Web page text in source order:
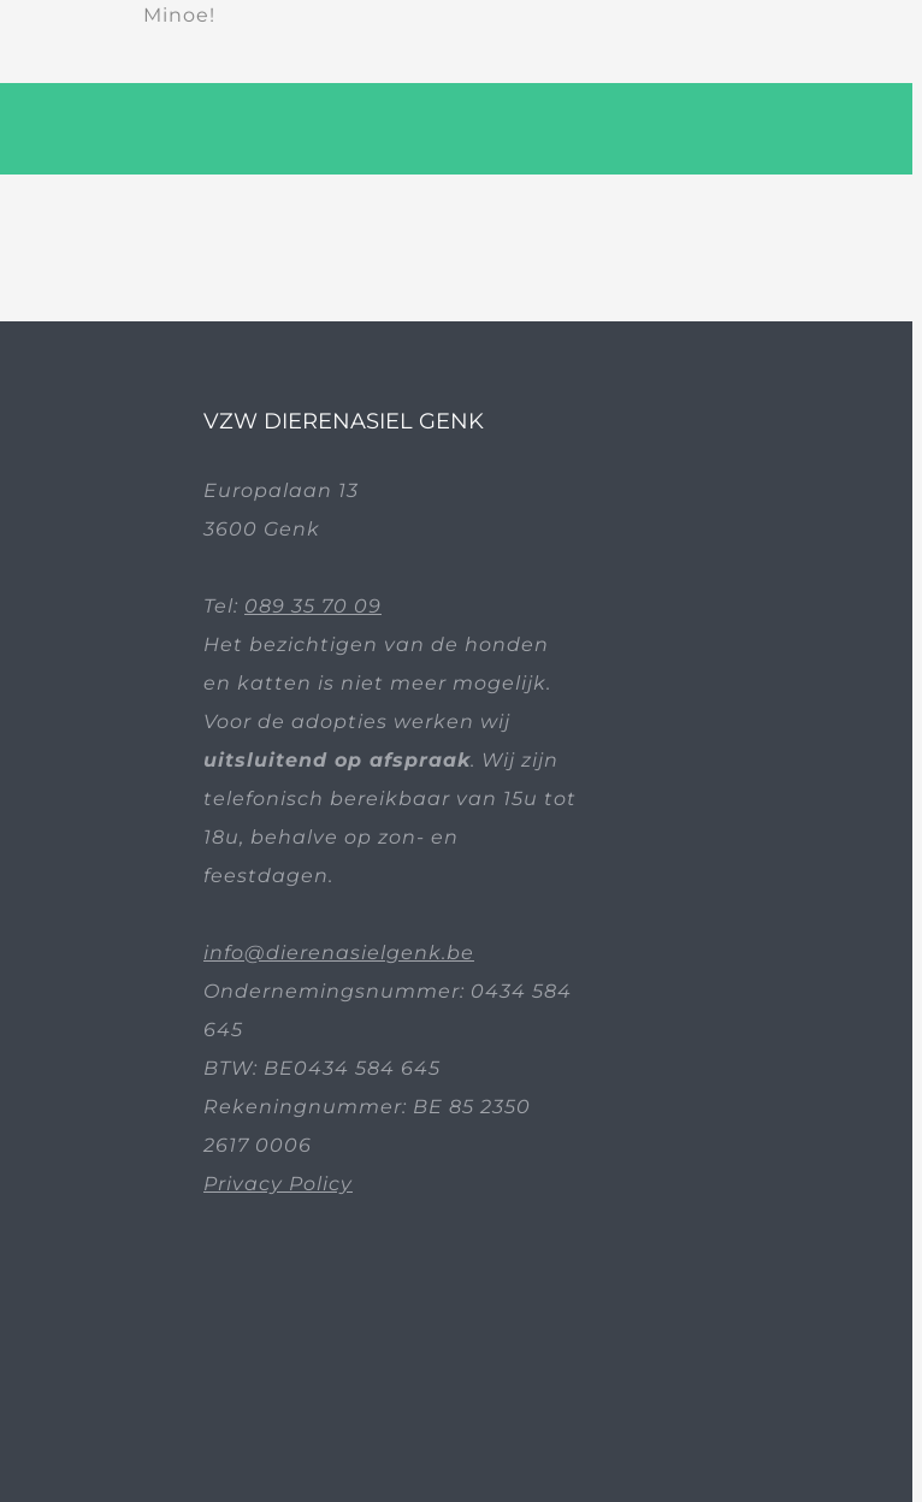
Minoe!
VZW DIERENASIEL GENK
Europalaan 13
3600 Genk
Tel: 089 35 70 09
Het bezichtigen van de honden
en katten is niet meer mogelijk.
Voor de adopties werken wij
uitsluitend op afspraak. Wij zijn
telefonisch bereikbaar van 15u tot
18u, behalve op zon- en
feestdagen.
info@dierenasielgenk.be
Ondernemingsnummer: 0434 584
645
BTW: BE0434 584 645
Rekeningnummer: BE 85 2350
2617 0006
Privacy Policy